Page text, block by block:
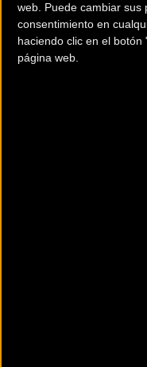
web. Puede cambiar sus
consentimiento en
haciendo clic en el
página web.